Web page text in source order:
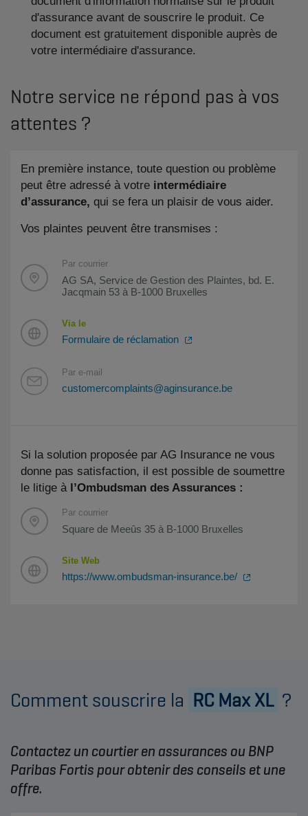
d'assurance avant de souscrire le produit. Ce
document est gratuitement disponible auprès de
votre intermédiaire d'assurance.
Notre service ne répond pas à vos
attentes ?
En première instance, toute question ou problème
peut être adressé à votre intermédiaire
d’assurance, qui se fera un plaisir de vous aider.
Vos plaintes peuvent être transmises :
Par courrier
AG SA, Service de Gestion des Plaintes, bd. E.
Jacqmain 53 à B-1000 Bruxelles
Via le
Formulaire de réclamation
Par e-mail
customercomplaints@aginsurance.be
Si la solution proposée par AG Insurance ne vous
donne pas satisfaction, il est possible de soumettre
le litige à l’Ombudsman des Assurances :
Par courrier
Square de Meeûs 35 à B-1000 Bruxelles
Site Web
https://www.ombudsman-insurance.be/
Comment souscrire la RC Max XL ?